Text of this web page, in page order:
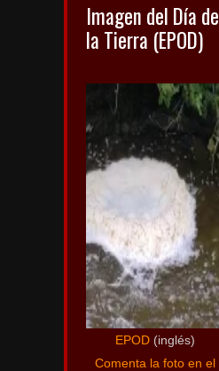
Imagen del Día de
la Tierra (EPOD)
EPOD (inglés)
Comenta la foto en el